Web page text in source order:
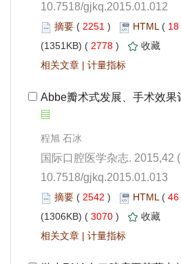
10.7518/gjkq.2015.01.012
2251 ) 18
2778 )
|
10.7518/gjkq.2015.01.013
2542 ) 46
3070 )
|